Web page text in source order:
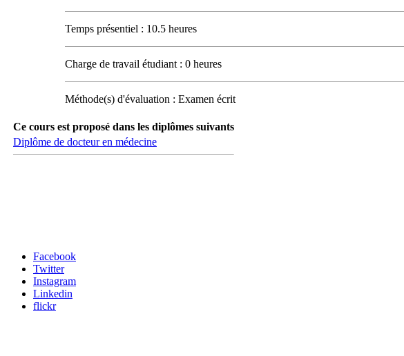
Temps présentiel : 10.5 heures
Charge de travail étudiant : 0 heures
Méthode(s) d'évaluation : Examen écrit
Ce cours est proposé dans les diplômes suivants
Diplôme de docteur en médecine
Facebook
Twitter
Instagram
Linkedin
flickr